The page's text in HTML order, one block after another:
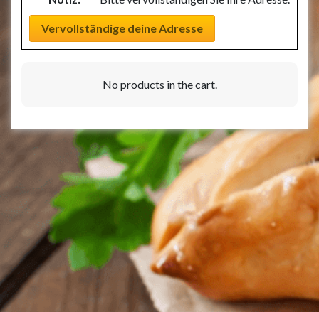
Vervollständige deine Adresse
No products in the cart.